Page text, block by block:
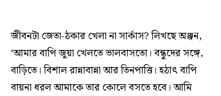
জীবনটা জেতা-ঠকার খেলা না সার্কাস? লিখছে অঞ্জন,
‘আমার বাপি জুয়া খেলতে ভালবাসতো। বন্ধুদের সঙ্গে,
বাড়িতে। বিশাল রান্নাবান্না আর তিনপাত্তি। হঠাৎ বাপি
বায়না ধরল আমাকে তার কোলে বসতে হবে। আমি